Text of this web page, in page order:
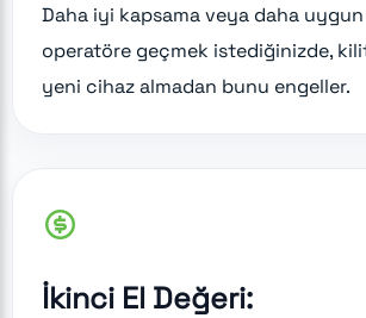
Daha iyi kapsama veya daha
operatöre geçmek istediğinizde,
yeni cihaz almadan bunu engeller.
İkinci El Değeri: